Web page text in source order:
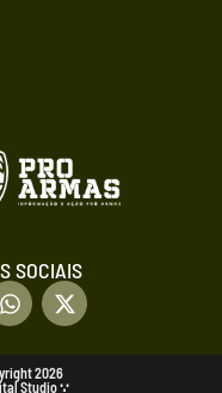
SOCIAIS
2026
Studio ∵